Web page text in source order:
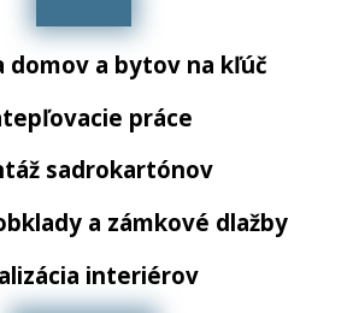
domov a bytov na kľúč
práce
sadrokartónov
a zámkové dlažby
interiérov